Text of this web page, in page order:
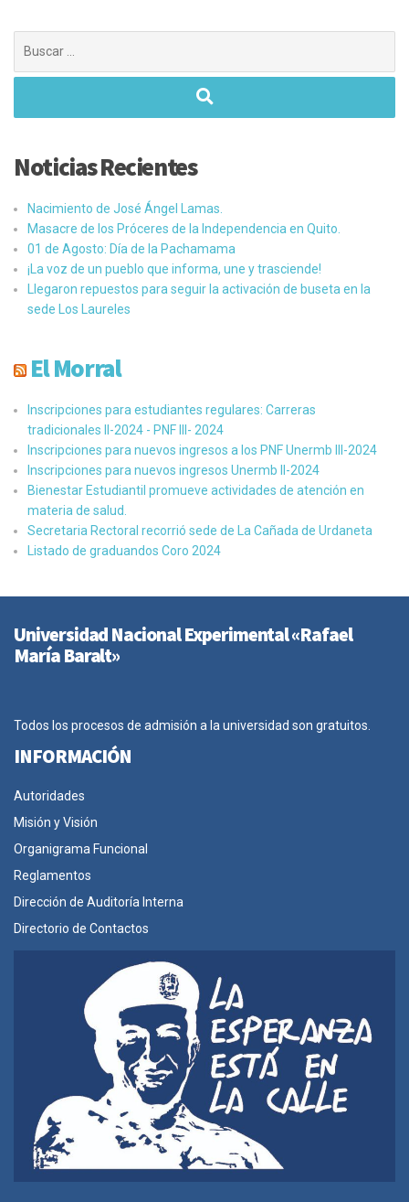
Noticias Recientes
Nacimiento de José Ángel Lamas.
Masacre de los Próceres de la Independencia en Quito.
01 de Agosto: Día de la Pachamama
¡La voz de un pueblo que informa, une y trasciende!
Llegaron repuestos para seguir la activación de buseta en la
sede Los Laureles
El Morral
Inscripciones para estudiantes regulares: Carreras
tradicionales II-2024 - PNF III- 2024
Inscripciones para nuevos ingresos a los PNF Unermb III-2024
Inscripciones para nuevos ingresos Unermb II-2024
Bienestar Estudiantil promueve actividades de atención en
materia de salud.
Secretaria Rectoral recorrió sede de La Cañada de Urdaneta
Listado de graduandos Coro 2024
Universidad Nacional Experimental «Rafael
María Baralt»
Todos los procesos de admisión a la universidad son gratuitos.
INFORMACIÓN
Autoridades
Misión y Visión
Organigrama Funcional
Reglamentos
Dirección de Auditoría Interna
Directorio de Contactos